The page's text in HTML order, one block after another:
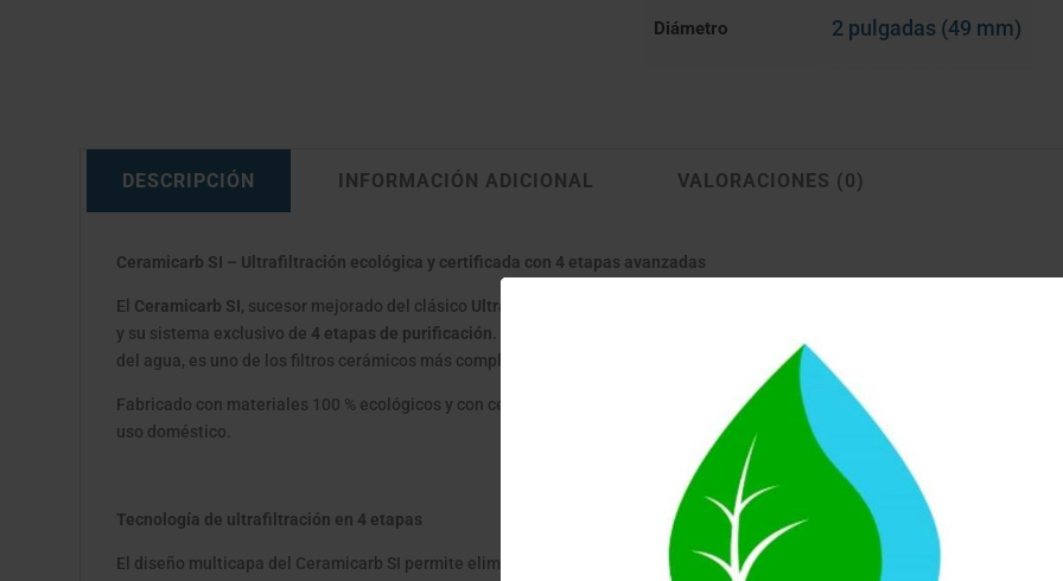
Diámetro 2 pulgadas (49 mm)
DESCRIPCIÓN INFORMACIÓN ADICIONAL VALORACIONES (0)
Ceramicarb SI – Ultrafiltración ecológica y certificada con 4 etapas avanzadas
El Ceramicarb SI, sucesor mejorado del clásico Ultracarb SI
ultrafiltración de 0,2
y su sistema exclusivo de 4 etapas de purificación
del agua, es uno de los filtros cerámicos más completos del mercado.
Fabricado con materiales 100 % ecológicos y con certificación internacional, proporciona agua más segura, clara y saludable
uso doméstico.
Tecnología de ultrafiltración en 4 etapas
El diseño multicapa del Ceramicarb SI permite eliminar hasta el 99,99 % de las impurezas presentes en el agua: